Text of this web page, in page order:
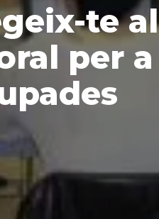
te al
per a